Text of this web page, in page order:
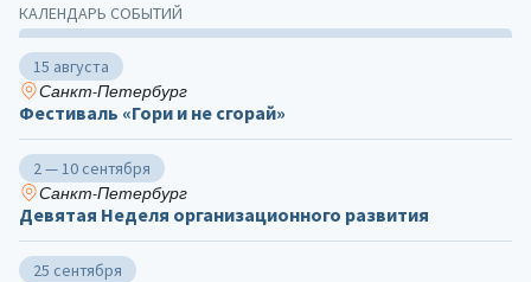
КАЛЕНДАРЬ СОБЫТИЙ
15 августа
Санкт-Петербург
Фестиваль «Гори и не сгорай»
2 — 10 сентября
Санкт-Петербург
Девятая Неделя организационного развития
25 сентября